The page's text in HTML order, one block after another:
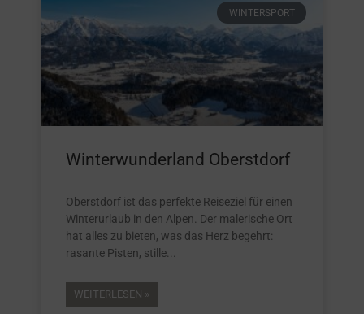
WINTERSPORT
Winterwunderland Oberstdorf
Oberstdorf ist das perfekte Reiseziel für einen
Winterurlaub in den Alpen. Der malerische Ort
hat alles zu bieten, was das Herz begehrt:
rasante Pisten, stille
WEITERLESEN »